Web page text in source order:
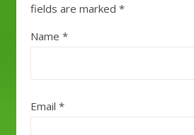
fields are marked *
Name *
Email *